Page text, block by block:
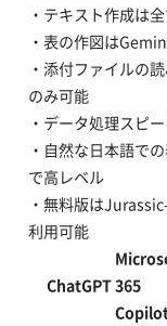
・テキスト作成は
・表の作図は
・添付ファイルの
のみ可能
・データ処理スピ
・自然な日本語で
で高レベル
・無料版は
利用可能
ChatGPT365